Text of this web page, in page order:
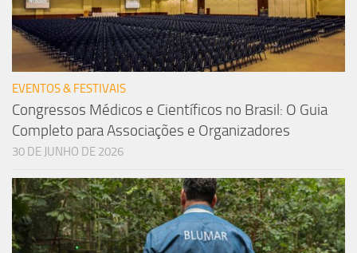
EVENTOS & FESTIVAIS
Congressos Médicos e Científicos no Brasil: O Guia
Completo para Associações e Organizadores
30 DE JUNHO DE 2026